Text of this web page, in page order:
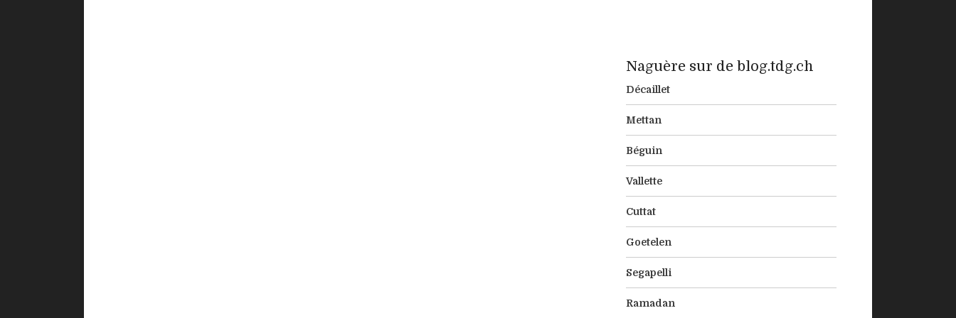
Naguère sur de blog.tdg.ch
Décaillet
Mettan
Béguin
Vallette
Cuttat
Goetelen
Segapelli
Ramadan